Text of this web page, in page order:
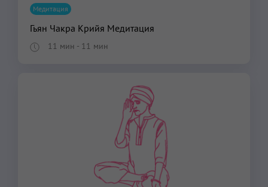
Медитация
Гьян Чакра Крийя Медитация
11 мин - 11 мин